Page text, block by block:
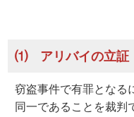
⑴ アリバイの立証
窃盗事件で有罪となる
同一であることを裁判